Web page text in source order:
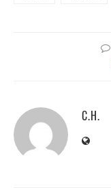
C.H.